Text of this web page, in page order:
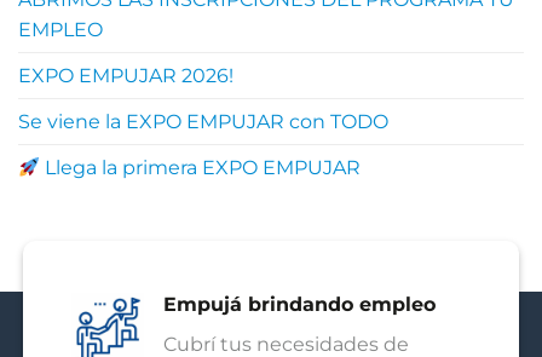
EMPLEO
EXPO EMPUJAR 2026!
Se viene la EXPO EMPUJAR con TODO
Llega la primera EXPO EMPUJAR
Empujá brindando empleo
Cubrí tus necesidades de